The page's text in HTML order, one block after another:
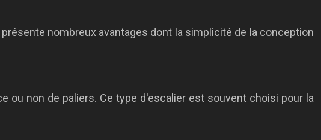
nombreux avantages dont la simplicité de la conception
ou non de paliers. Ce type d'escalier est souvent choisi pour la